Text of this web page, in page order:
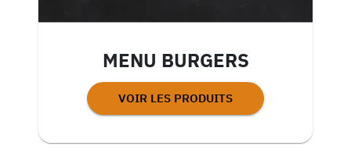
MENU BURGERS
VOIR LES PRODUITS